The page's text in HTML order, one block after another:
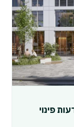
פינוי